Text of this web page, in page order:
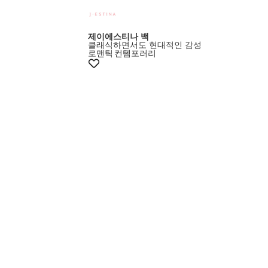
제이에스티나 백
클래식하면서도 현대적인 감성
로맨틱 컨템포러리